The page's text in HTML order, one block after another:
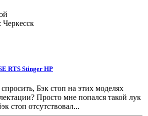
RTS Stinger HP
Бэк стоп на этих моделях
Просто мне попался такой лук
стоп отсутствовал...